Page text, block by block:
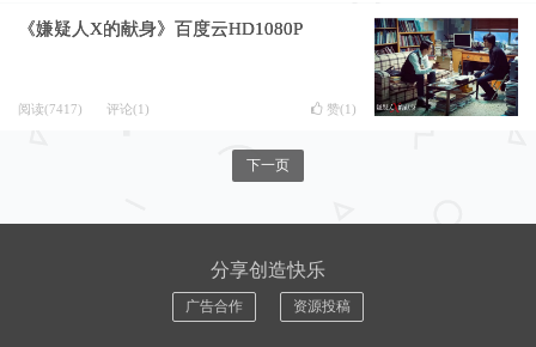
《嫌疑人X的献身》百度云HD1080P
阅读(7417) 评论(1) 赞(1 )
下一页
分享创造快乐
广告合作 资源投稿